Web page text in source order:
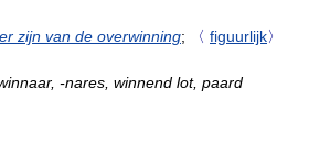
zijn van de overwinning; 〈 figuurlijk〉
-nares, winnend lot, paard